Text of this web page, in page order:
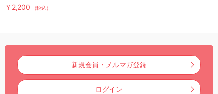
￥2,200 （税込）
新規会員・メルマガ登録
ログイン